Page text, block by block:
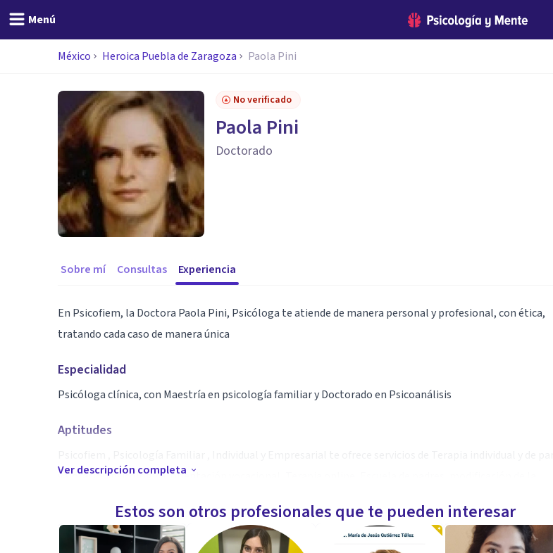
Menú
México Heroica Puebla de Zaragoza Paola Pini
No verificado
Paola Pini
Doctorado
Sobre mí Consultas Experiencia
En Psicofiem, la Doctora Paola Pini, Psicóloga te atiende de manera personal y profesional, con ética,
tratando cada caso de manera única
Especialidad
Psicóloga clínica, con Maestría en psicología familiar y Doctorado en Psicoanálisis
Aptitudes
valoración psicológica, orientación vocacional, Terapia online, Escuela de padres, modificación de la
Ver descripción completa
Estos son otros profesionales que te pueden interesar